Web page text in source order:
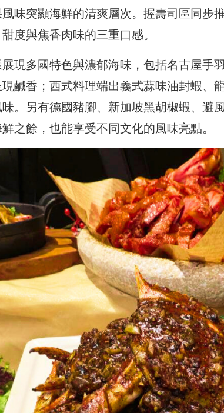
味突顯海鮮的清爽層次。握壽司區同步
度與焦香肉味的三重口感。
現多國特色與濃郁海味，包括名古屋手
鹹香；西式料理端出義式蒜味油封蝦、
。另有德國豬腳、新加坡黑胡椒蝦、避
之餘，也能享受不同文化的風味亮點。